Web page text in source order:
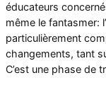
éducateurs
même le fantasmer:
particulièrement
changements, tant
C’est une phase de